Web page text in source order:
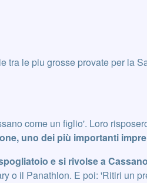
tra le piu grosse provate per la
come un figlio'. Loro
uno dei più importanti
e si rivolse a
o il Panathlon. E poi: 'Ritiri un